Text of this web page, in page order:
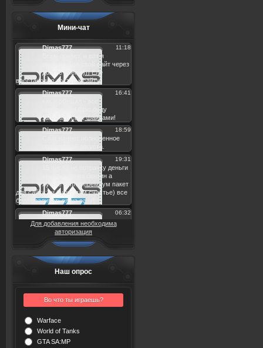
Мини-чат
Для добавления необходима
авторизация
Наш опрос
Во что ты играешь?
Warface
World of Tanks
GTA SA:MP